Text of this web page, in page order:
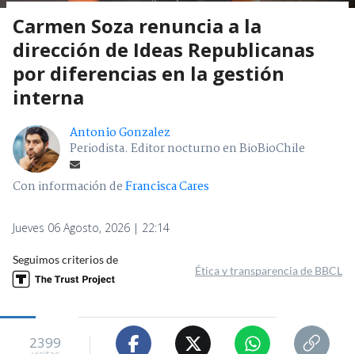
Carmen Soza renuncia a la
dirección de Ideas Republicanas
por diferencias en la gestión
interna
Antonio Gonzalez
Periodista. Editor nocturno en BioBioChile
Con información deFrancisca Cares
Jueves 06 Agosto, 2026 | 22:14
Seguimos criterios de
Ética y transparencia de BBCL
2399